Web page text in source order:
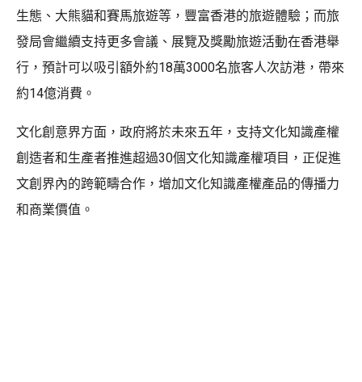
生態、大熊貓和賽馬旅遊等，豐富香港的旅遊體驗；而旅
發局會繼續支持更多會議、展覽及獎勵旅遊活動在香港舉
行，預計可以吸引額外約18萬3000名旅客人次訪港，帶來
約14億消費。
文化創意界方面，政府將於未來五年，支持文化知識產權
創造者和生產者推進超過30個文化知識產權項目，正促進
文創界內的跨範疇合作，增加文化知識產權產品的傳播力
和商業價值。